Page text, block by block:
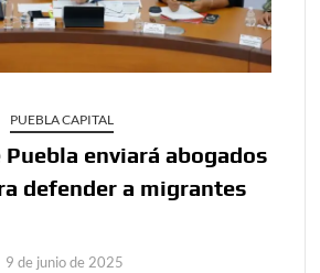
PUEBLA CAPITAL
Puebla enviará abogados
defender a migrantes
9 de junio de 2025